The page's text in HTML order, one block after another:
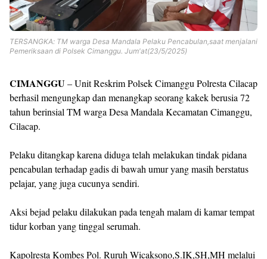
TERSANGKA: TM warga Desa Mandala Pelaku Pencabulan,saat menjalani
Pemeriksaan di Polsek Cimanggu. Jum'at(23/5/2025)
CIMANGGU– Unit Reskrim Polsek Cimanggu Polresta Cilacap
berhasil mengungkap dan menangkap seorang kakek berusia 72
tahun berinsial TM warga Desa Mandala Kecamatan Cimanggu,
Cilacap.
Pelaku ditangkap karena diduga telah melakukan tindak pidana
pencabulan terhadap gadis di bawah umur yang masih berstatus
pelajar, yang juga cucunya sendiri.
Aksi bejad pelaku dilakukan pada tengah malam di kamar tempat
tidur korban yang tinggal serumah.
Kapolresta Kombes Pol. Ruruh Wicaksono,S.IK,SH,MH melalui